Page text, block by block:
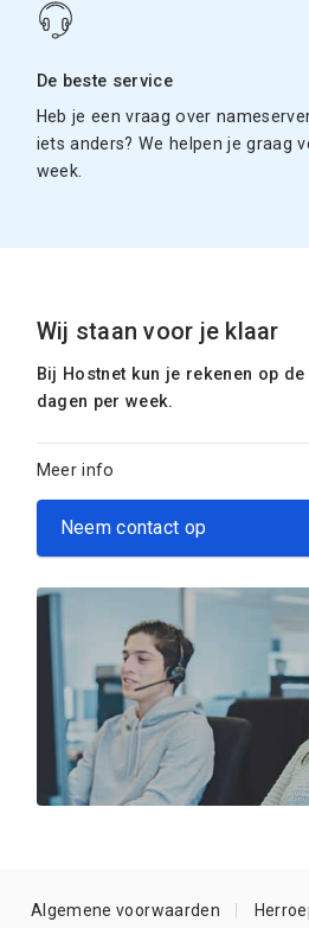
De beste service
Heb je een vraag over
iets anders? We helpen je graag
week.
Wij staan voor je klaar
Bij Hostnet kun je rekenen op
dagen per week.
Meer info
Neem contact op
Algemene voorwaarden